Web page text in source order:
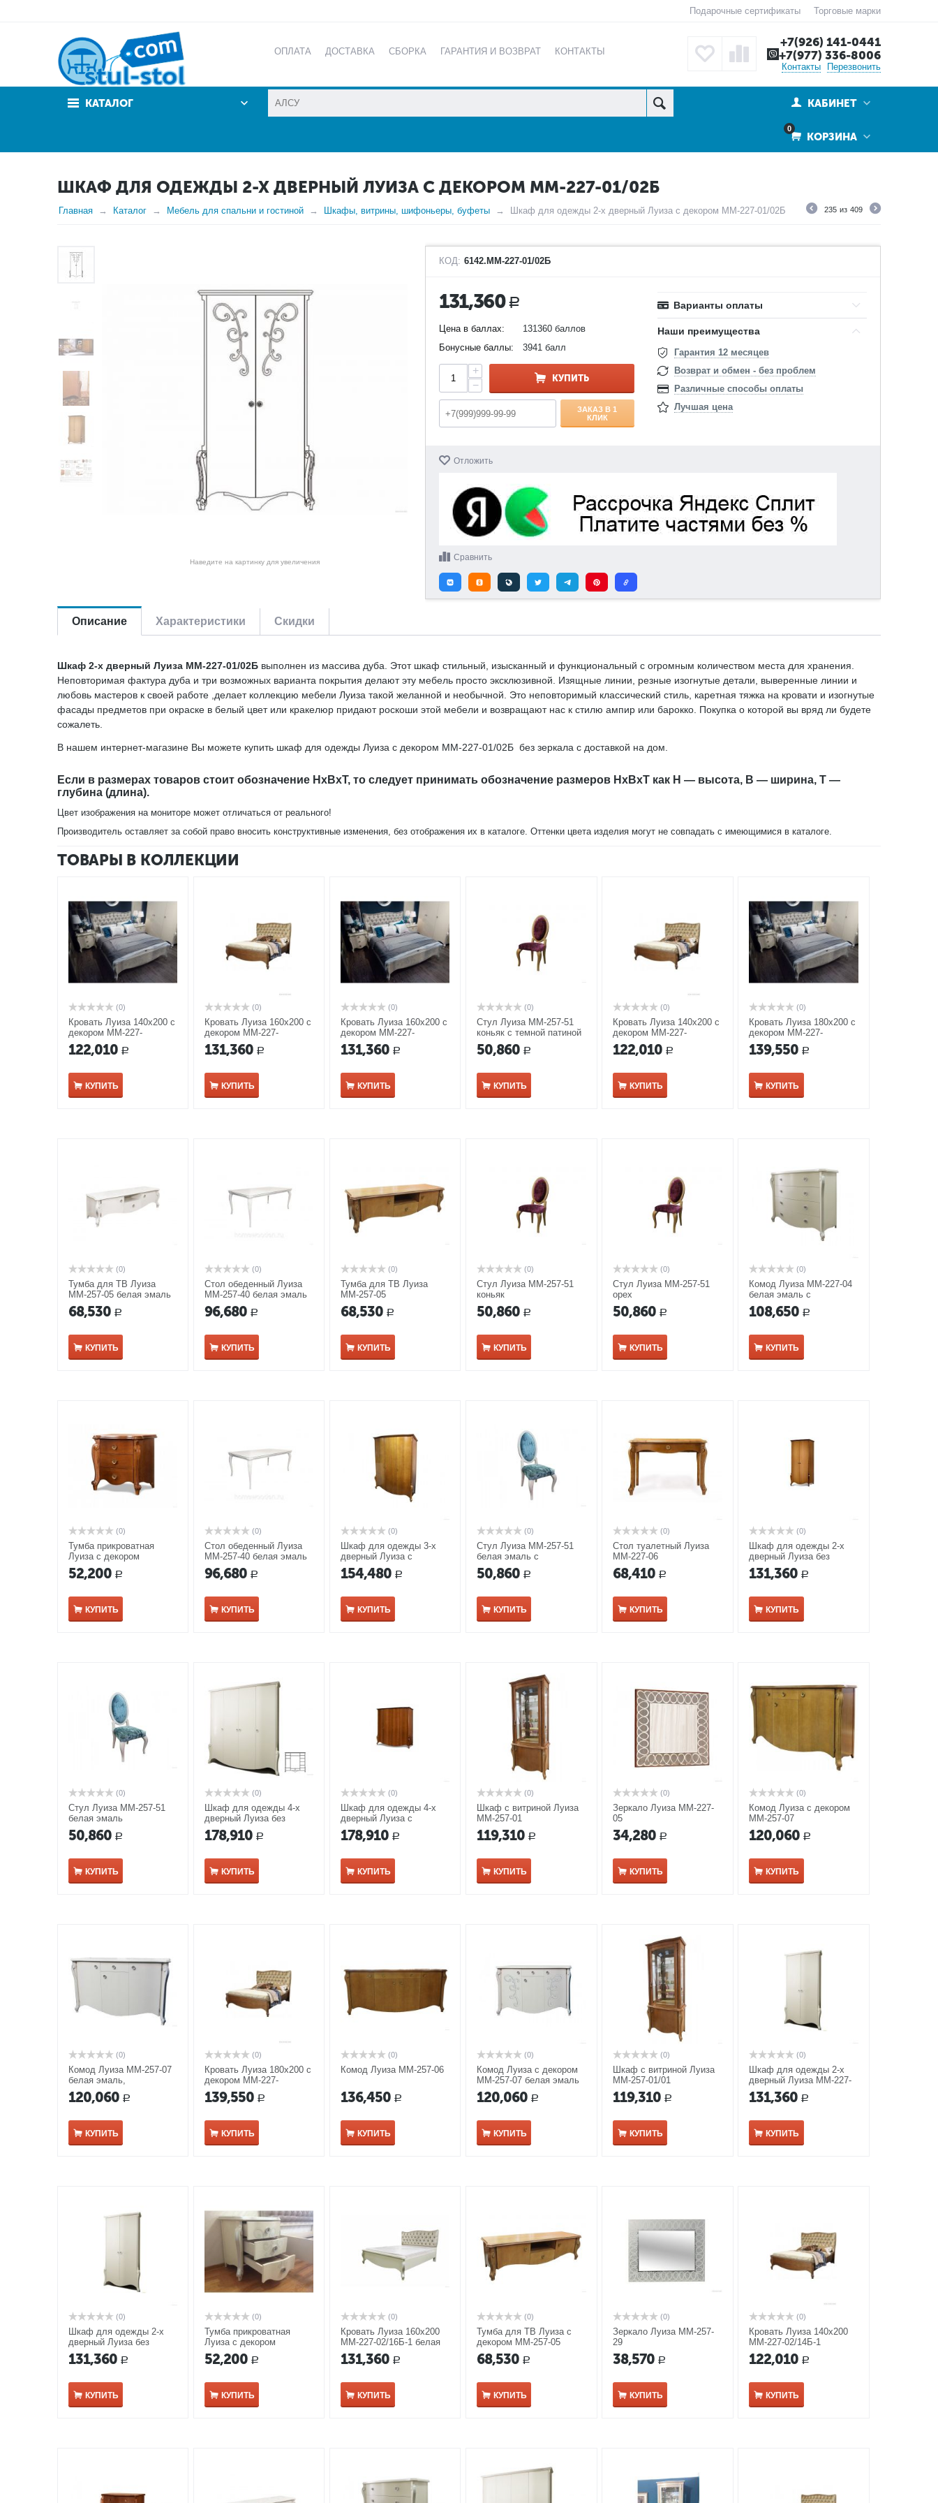
Подарочные сертификаты Торговые марки
ОПЛАТА ДОСТАВКА СБОРКА ГАРАНТИЯ И ВОЗВРАТ КОНТАКТЫ
+7(926) 141-0441
+7(977) 336-8006
Контакты Перезвонить
КАТАЛОГ КАБИНЕТ
0
КОРЗИНА
ШКАФ ДЛЯ ОДЕЖДЫ 2-Х ДВЕРНЫЙ ЛУИЗА С ДЕКОРОМ ММ-227-01/02Б
Главная Каталог Мебель для спальни и гостиной Шкафы, витрины, шифоньеры, буфеты Шкаф для одежды 2-х дверный Луиза с декором ММ-227-01/02Б 235 из 409
Наведите на картинку для увеличения
КОД: 6142.ММ-227-01/02Б
131,360 Р
Цена в баллах:
131360 баллов
Бонусные баллы:
3941 балл
+
−
КУПИТЬ
ЗАКАЗ В 1
КЛИК
Варианты оплаты
Наши преимущества
Гарантия 12 месяцев
Возврат и обмен - без проблем
Различные способы оплаты
Лучшая цена
Отложить
Сравнить
Описание Характеристики Скидки
Шкаф 2-х дверный Луиза ММ-227-01/02Б выполнен из массива дуба. Этот шкаф стильный, изысканный и функциональный с огромным количеством места для хранения.
Неповторимая фактура дуба и три возможных варианта покрытия делают эту мебель просто эксклюзивной. Изящные линии, резные изогнутые детали, выверенные линии и
любовь мастеров к своей работе ,делает коллекцию мебели Луиза такой желанной и необычной. Это неповторимый классический стиль, каретная тяжка на кровати и изогнутые
фасады предметов при окраске в белый цвет или кракелюр придают роскоши этой мебели и возвращают нас к стилю ампир или барокко. Покупка о которой вы вряд ли будете
сожалеть.
В нашем интернет-магазине Вы можете купить шкаф для одежды Луиза с декором ММ-227-01/02Б без зеркала с доставкой на дом.
Если в размерах товаров стоит обозначение HxBxT, то следует принимать обозначение размеров HxBxT как H — высота, B — ширина, T —
глубина (длина).
Цвет изображения на мониторе может отличаться от реального!
Производитель оставляет за собой право вносить конструктивные изменения, без отображения их в каталоге. Оттенки цвета изделия могут не совпадать с имеющимися в каталоге.
ТОВАРЫ В КОЛЛЕКЦИИ
(0)
Кровать Луиза 140х200 с
декором ММ-227-
02/14Б-1 белая эмаль
122,010 Р
КУПИТЬ
(0)
Кровать Луиза 160х200 с
декором ММ-227-
02/16Б-1
131,360 Р
КУПИТЬ
(0)
Кровать Луиза 160х200 с
декором ММ-227-
02/16Б-1 белая эмаль
131,360 Р
КУПИТЬ
(0)
Стул Луиза ММ-257-51
коньяк с темной патиной
50,860 Р
КУПИТЬ
(0)
Кровать Луиза 140х200 с
декором ММ-227-
02/14Б-1
122,010 Р
КУПИТЬ
(0)
Кровать Луиза 180х200 с
декором ММ-227-
02/18Б-1 белая эмаль
139,550 Р
КУПИТЬ
(0)
Тумба для ТВ Луиза
ММ-257-05 белая эмаль
68,530 Р
КУПИТЬ
(0)
Стол обеденный Луиза
ММ-257-40 белая эмаль
с золотой патиной
96,680 Р
КУПИТЬ
(0)
Тумба для ТВ Луиза
ММ-257-05
68,530 Р
КУПИТЬ
(0)
Стул Луиза ММ-257-51
коньяк
50,860 Р
КУПИТЬ
(0)
Стул Луиза ММ-257-51
орех
50,860 Р
КУПИТЬ
(0)
Комод Луиза ММ-227-04
белая эмаль с
кракелюром​
108,650 Р
КУПИТЬ
(0)
Тумба прикроватная
Луиза с декором
ММ-227-03
52,200 Р
КУПИТЬ
(0)
Стол обеденный Луиза
ММ-257-40 белая эмаль
с темной патиной
96,680 Р
КУПИТЬ
(0)
Шкаф для одежды 3-х
дверный Луиза с
декором ММ-227-01/03Б
154,480 Р
КУПИТЬ
(0)
Стул Луиза ММ-257-51
белая эмаль с
серебряной патиной
50,860 Р
КУПИТЬ
(0)
Стол туалетный Луиза
ММ-227-06
68,410 Р
КУПИТЬ
(0)
Шкаф для одежды 2-х
дверный Луиза без
зеркала ММ-227-01/02Б
131,360 Р
КУПИТЬ
(0)
Стул Луиза ММ-257-51
белая эмаль
50,860 Р
КУПИТЬ
(0)
Шкаф для одежды 4-х
дверный Луиза без
зеркала ММ-227-01/04Б
белая эмаль
178,910 Р
КУПИТЬ
(0)
Шкаф для одежды 4-х
дверный Луиза с
декором ММ-227-01/04Б
178,910 Р
КУПИТЬ
(0)
Шкаф с витриной Луиза
ММ-257-01
119,310 Р
КУПИТЬ
(0)
Зеркало Луиза ММ-227-
05
34,280 Р
КУПИТЬ
(0)
Комод Луиза с декором
ММ-257-07
120,060 Р
КУПИТЬ
(0)
Комод Луиза ММ-257-07
белая эмаль,
серебристая патина
120,060 Р
КУПИТЬ
(0)
Кровать Луиза 180х200 с
декором ММ-227-
02/18Б-1
139,550 Р
КУПИТЬ
(0)
Комод Луиза ММ-257-06
136,450 Р
КУПИТЬ
(0)
Комод Луиза с декором
ММ-257-07 белая эмаль
120,060 Р
КУПИТЬ
(0)
Шкаф с витриной Луиза
ММ-257-01/01
119,310 Р
КУПИТЬ
(0)
Шкаф для одежды 2-х
дверный Луиза ММ-227-
01/02Б белая эмаль с
кракелюром
131,360 Р
КУПИТЬ
(0)
Шкаф для одежды 2-х
дверный Луиза без
зеркала ММ-227-01/02Б
белая эмаль
131,360 Р
КУПИТЬ
(0)
Тумба прикроватная
Луиза с декором
ММ-227-03 белая эмаль
52,200 Р
КУПИТЬ
(0)
Кровать Луиза 160х200
ММ-227-02/16Б-1 белая
эмаль
131,360 Р
КУПИТЬ
(0)
Тумба для ТВ Луиза с
декором ММ-257-05
68,530 Р
КУПИТЬ
(0)
Зеркало Луиза ММ-257-
29
38,570 Р
КУПИТЬ
(0)
Кровать Луиза 140х200
ММ-227-02/14Б-1
122,010 Р
КУПИТЬ